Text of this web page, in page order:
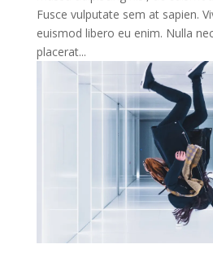
Fusce vulputate sem at sapien.
euismod libero eu enim. Nulla
placerat...